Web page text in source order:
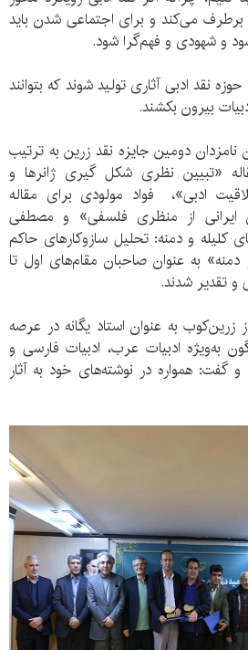
برطرف می‌کند و برای اجتماعی شدن باید
و شهودی و فهم‌گرا شود.
نقد ادبی آثاری تولید شوند که بتوانند
بیرون بکشند.
دومین جایزه نقد زرین به ترتیب
«تبیین نظری شکل گیری ژانرها و
ادبی»، فواد مولودی برای مقاله
ایرانی از منظری فلسفی» و مصطفی
کلیله و دمنه: تحلیل سازوکارهای حاکم
به عنوان صاحبان مقام‌های اول تا
و تقدیر شدند.
زرین‌کوب به عنوان استاد یگانه در عرصه
به‌ویژه ادبیات عرب، ادبیات فارسی و
گفت: همواره در نوشته‌های خود به آثار